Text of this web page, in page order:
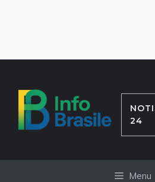
contenuto
24
Menu